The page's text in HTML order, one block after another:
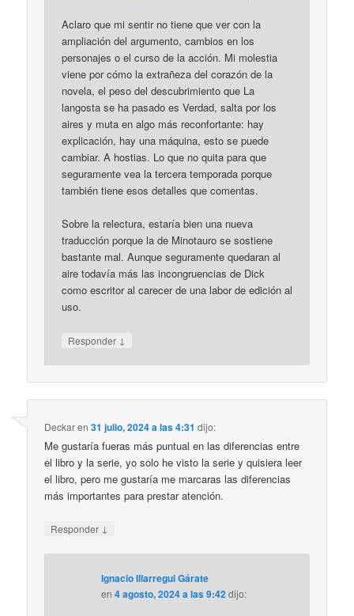
Aclaro que mi sentir no tiene que ver con la
ampliación del argumento, cambios en los
personajes o el curso de la acción. Mi molestia
viene por cómo la extrañeza del corazón de la
novela, el peso del descubrimiento que La
langosta se ha pasado es Verdad, salta por los
aires y muta en algo más reconfortante: hay
explicación, hay una máquina, esto se puede
cambiar. A hostias. Lo que no quita para que
seguramente vea la tercera temporada porque
también tiene esos detalles que comentas.
Sobre la relectura, estaría bien una nueva
traducción porque la de Minotauro se sostiene
bastante mal. Aunque seguramente quedaran al
aire todavía más las incongruencias de Dick
como escritor al carecer de una labor de edición al
uso.
Responder ↓
Deckaren31 julio, 2024 a las 4:31 dijo:
Me gustaría fueras más puntual en las diferencias entre
el libro y la serie, yo solo he visto la serie y quisiera leer
el libro, pero me gustaría me marcaras las diferencias
más importantes para prestar atención.
Responder ↓
Ignacio Illarregui Gárate
en4 agosto, 2024 a las 9:42dijo: